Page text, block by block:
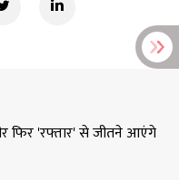
और फिर 'रफ्तार' से जीतने आएंगे